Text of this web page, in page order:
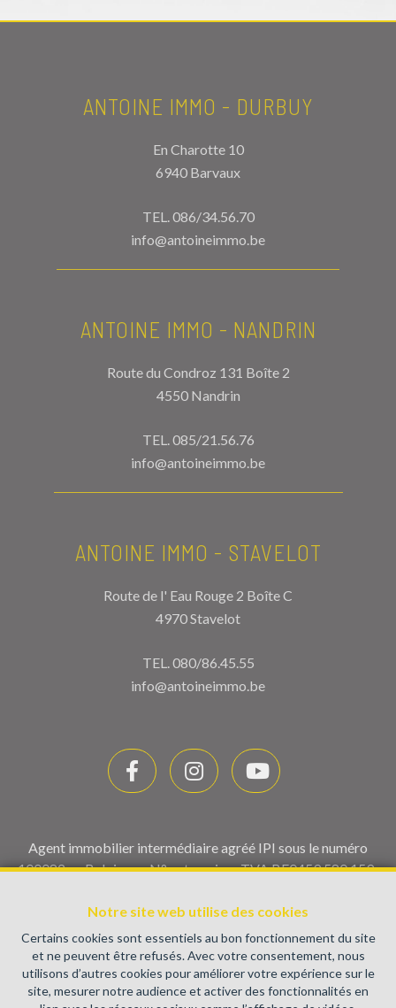
Notre site web utilise des cookies
Certains cookies sont essentiels au bon fonctionnement du site
et ne peuvent être refusés. Avec votre consentement, nous
utilisons d’autres cookies pour améliorer votre expérience sur le
site, mesurer notre audience et activer des fonctionnalités en
ANTOINE IMMO - DURBUY
En Charotte 10
6940 Barvaux
TEL.086/34.56.70
info@antoineimmo.be
ANTOINE IMMO - NANDRIN
Route du Condroz 131 Boîte 2
4550 Nandrin
TEL.085/21.56.76
info@antoineimmo.be
ANTOINE IMMO - STAVELOT
Route de l' Eau Rouge 2 Boîte C
4970 Stavelot
TEL.080/86.45.55
info@antoineimmo.be
Agent immobilier intermédiaire agréé IPI sous le numéro
100082 en Belgique - N° entreprise : TVA BE0459.580.159-
immobiliers, rue du Luxembourg 16B, 1000 Bruxelles (+32 2
505 38 50 - info@ipi.be) - Soumis aucode déontologique de l’
IPI
RC professionnelle et cautionnement via AXA Belgium SA,
Place du Trône 1, 1000 Bruxelles – police n° 730.390.160.